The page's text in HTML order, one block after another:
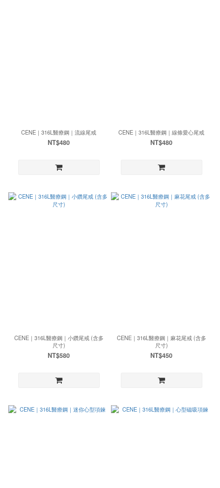
CENE｜316L醫療鋼｜流線尾戒
NT$480
CENE｜316L醫療鋼｜線條愛心尾戒
NT$480
CENE｜316L醫療鋼｜小鑽尾戒 (含多
尺寸)
NT$580
CENE｜316L醫療鋼｜麻花尾戒 (含多
尺寸)
NT$450